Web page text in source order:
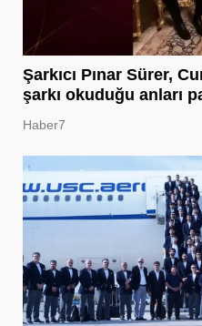
Şarkıcı Pınar Sürer,
şarkı okuduğu anları
Haber7